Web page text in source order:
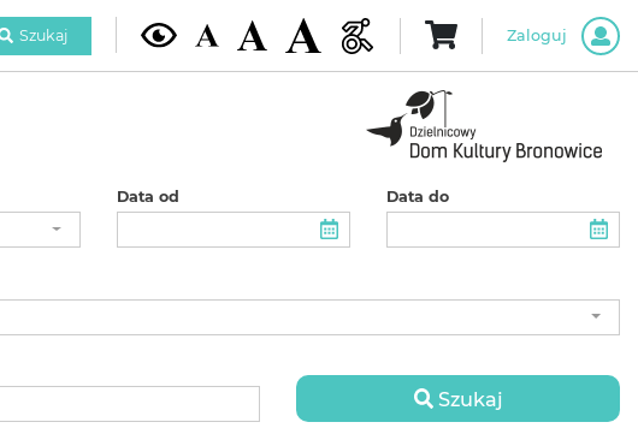
Szukaj Zaloguj
Data od Data do
Szukaj